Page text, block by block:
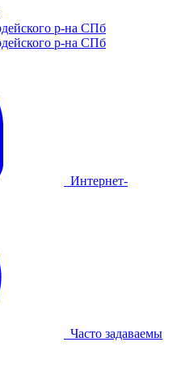
Интернет-
Часто задаваемы